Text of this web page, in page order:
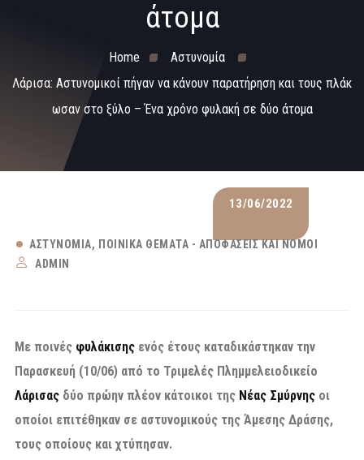
άτομα
Home
Αστυνομία
Λάρισα: Αστυνομικοί πήγαν να κάνουν παρατήρηση και τους πλάκ
ωσαν στο ξύλο – Ένα χρόνο φυλακή σε δύο άτομα
13/06/2022
ΑΣΤΥΝΟΜΊΑ
ΠΟΙΝΙΚΆ ΘΈΜΑΤΑ - ΑΠΟΦΆΣΕΙΣ ΚΑΙ ΝΌΜΟΙ
ADMIN
Με ποινές φυλάκισης ενός έτους καταδικάστηκαν την
Παρασκευή (10/06) από το Τριμελές Πλημμελειοδικείο
Λάρισας δύο πρώην πλέον κάτοικοι της Νέας Σμύρνης οι
οποίοι επιτέθηκαν σε αστυνομικούς της Άμεσης Δράσης,
τους οποίους και χτύπησαν.